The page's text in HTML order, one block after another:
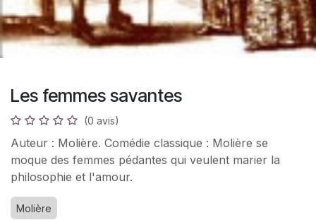
Les femmes savantes
(0 avis)
Auteur : Molière. Comédie classique : Molière se
moque des femmes pédantes qui veulent marier la
philosophie et l'amour.
Molière